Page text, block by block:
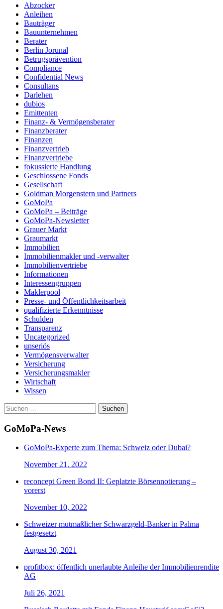
Abzocker
Anleihen
Bauträger
Bauunternehmen
Berater
Berlin Jorunal
Betrugsprävention
Compliance
Confidential News
Consultans
Darlehen
dubios
Emittenten
Finanz- & Vermögensberater
Finanzberater
Finanzen
Finanzvertrieb
Finanzvertriebe
fokussierte Handlung
Geschlossene Fonds
Gesellschaft
Goldman Morgenstern und Partners
GoMoPa
GoMoPa – Beiträge
GoMoPa-Newsletter
Grauer Markt
Graumarkt
Immobilien
Immobilienmakler und -verwalter
Immobilienvertriebe
Informationen
Interessengruppen
Maklerpool
Presse- und Öffentlichkeitsarbeit
qualifizierte Erkenntnisse
Schulden
Transparenz
Uncategorized
unseriös
Vermögensverwalter
Versicherung
Versicherungsmakler
Wirtschaft
Wissen
Suchen
nach:
GoMoPa-News
GoMoPa-Experte zum Thema: Schweiz oder Dubai?
November 21, 2022
reconcept Green Bond II: Geplatzte Börsennotierung –
vorerst
November 10, 2022
Schweizer mutmaßlicher Schwarzgeld-Banker in Palma
festgesetzt
August 30, 2021
profitbox: öffentlich unerlaubte Anleihe der Immobilienrendite
AG
Juli 26, 2021